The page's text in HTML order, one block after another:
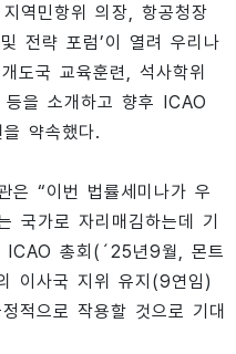
역민항위 의장, 항공청장
전략 포럼’이 열려 우리나
도국 교육훈련, 석사학위
을 소개하고 향후 ICAO
약속했다.
은 “이번 법률세미나가 우
국가로 자리매김하는데 기
ICAO 총회(´25년9월, 몬트
이사국 지위 유지(9연임)
적으로 작용할 것으로 기대